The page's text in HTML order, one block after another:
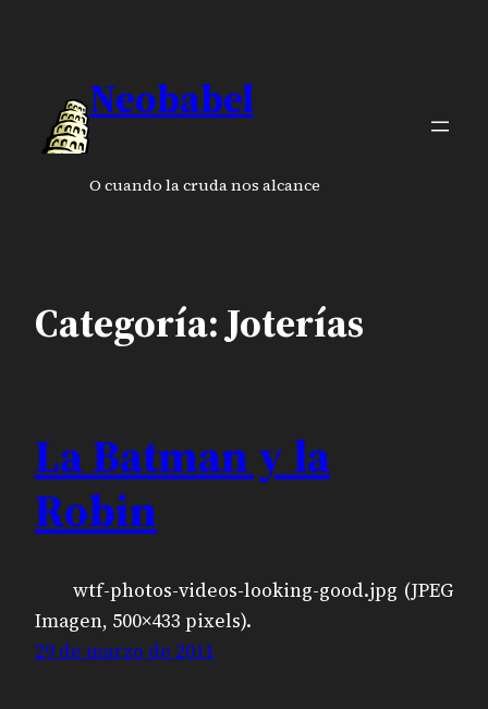
contenidoNeobabel
O cuando la cruda nos alcance
Categoría:Joterías
La Batman y la
Robin
wtf-photos-videos-looking-good.jpg (JPEG
Imagen, 500×433 pixels).
29 de marzo de 2011